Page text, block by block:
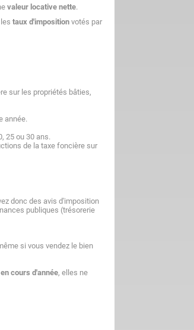
valeur locative nette.
taux d'imposition votés par
sur les propriétés bâties,
année.
25 ou 30 ans.
de la taxe foncière sur
donc des avis d'imposition
publiques (trésorerie
si vous vendez le bien
en cours d'année, elles ne